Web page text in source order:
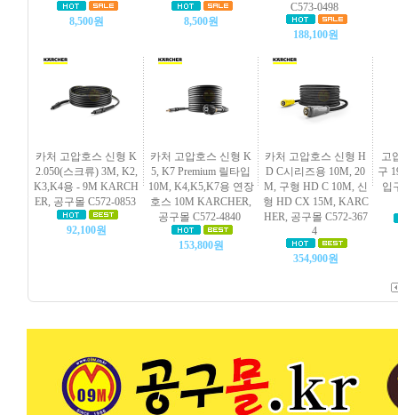
8,500원 8,500원
C573-0498
188,100원
카처 고압호스 신형 K
2.050(스크류) 3M, K2,
K3,K4용 - 9M KARCH
ER, 공구몰 C572-0853
92,100원
카처 고압호스 신형 K
5, K7 Premium 릴타입
10M, K4,K5,K7용 연장
호스 10M KARCHER,
공구몰 C572-4840
153,800원
카처 고압호스 신형 H
D C시리즈용 10M, 20
M, 구형 HD C 10M, 신
형 HD CX 15M, KARC
HER, 공구몰 C572-367
4
354,900원
고
구
입